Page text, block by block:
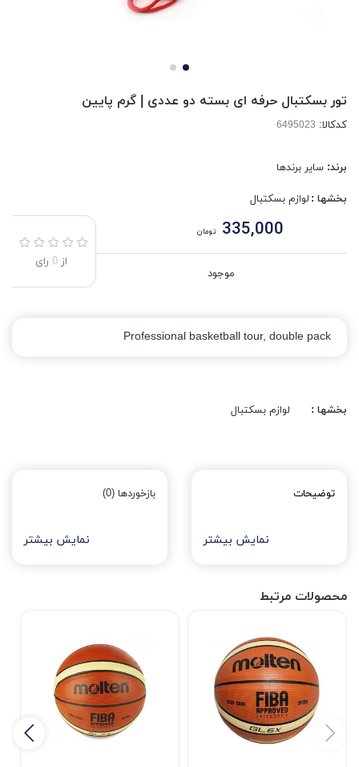
تور بسکتبال حرفه ای بسته دو عددی | گرم پایین
کدکالا:
برند: سایر برندها
بخشها : لوازم بسکتبال
335,000 تومان
موجود
از 0 رای
Professional basketball tour, double pack
بخشها : لوازم بسکتبال
توضیحات
نمایش بیشتر
بازخوردها (0)
نمایش بیشتر
محصولات مرتبط